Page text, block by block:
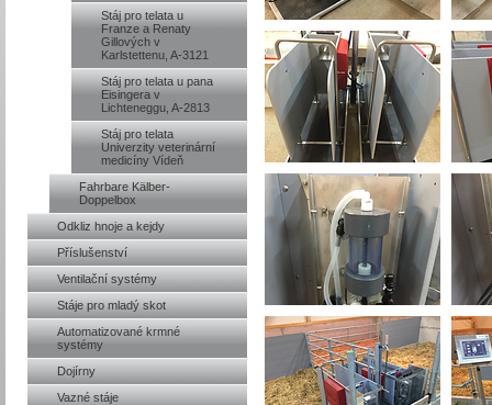
Stáj pro telata u
Franze a Renaty
Gillových v
Karlstettenu, A-3121
Stáj pro telata u pana
Eisingera v
Lichteneggu, A-2813
Stáj pro telata
Univerzity veterinární
medicíny Vídeň
Fahrbare Kälber-
Doppelbox
Odkliz hnoje a kejdy
Příslušenství
Ventilační systémy
Stáje pro mladý skot
Automatizované krmné
systémy
Dojírny
Vazné stáje